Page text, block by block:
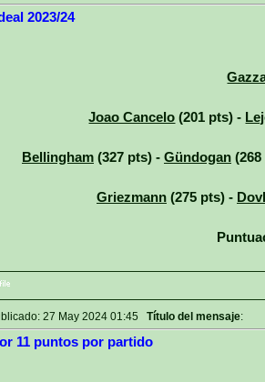
2023/24
Joao Cancelo (201 pts) -
Bellingham (327 pts) - Gündogan
Griezmann (275 pts) -
27 May 2024 01:45 Título del mensaje:
11 puntos por partido